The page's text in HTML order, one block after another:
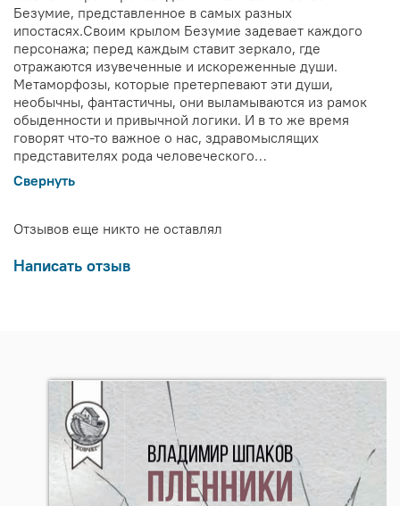
Безумие, представленное в самых разных
ипостасях.Своим крылом Безумие задевает каждого
персонажа; перед каждым ставит зеркало, где
отражаются изувеченные и искореженные души.
Метаморфозы, которые претерпевают эти души,
необычны, фантастичны, они выламываются из рамок
обыденности и привычной логики. И в то же время
говорят что-то важное о нас, здравомыслящих
представителях рода человеческого…
Свернуть
Отзывов еще никто не оставлял
Написать отзыв